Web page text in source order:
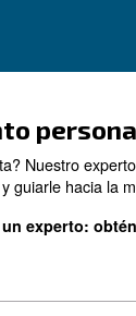
AIRE
de
de tuberías
para